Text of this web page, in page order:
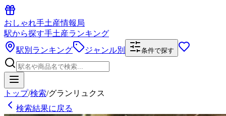
おしゃれ手土産情報局
駅から探す手土産ランキング
駅別ランキング
ジャンル別 条件で探す
トップ/検索/グランリュクス
検索結果に戻る